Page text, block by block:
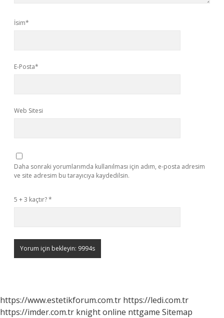
İsim*
E-Posta*
Web Sitesi
Daha sonraki yorumlarımda kullanılması için adım, e-posta adresim
ve site adresim bu tarayıcıya kaydedilsin.
5 + 3 kaçtır?*
https://www.estetikforum.com.tr https://ledi.com.tr
https://imder.com.tr knight online nttgame Sitemap